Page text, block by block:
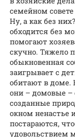
семейном
Ну, а как без
обходится без
помогают
скучно. Тяжело
обыкновенная
заигрывает с
обитают в доме.
они – домовые –
созданные
окном ненастье
постараются,
удовольствием